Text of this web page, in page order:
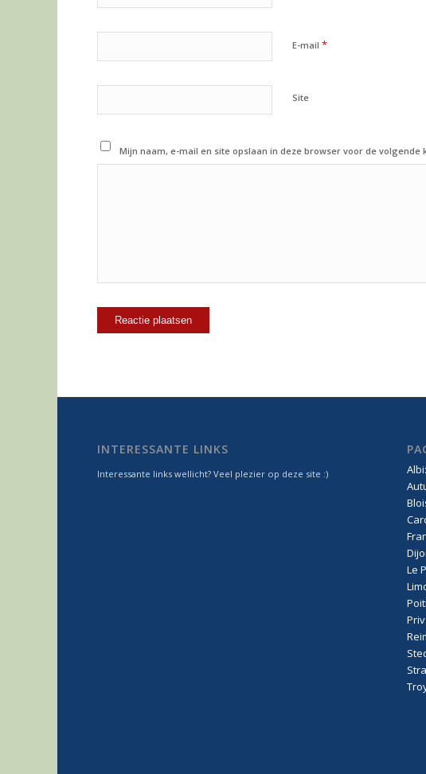
E-mail *
Site
Mijn naam, e-mail en site opslaan in deze browser voor de volgende
INTERESSANTE LINKS
Interessante links wellicht? Veel plezier op deze site :)
Le